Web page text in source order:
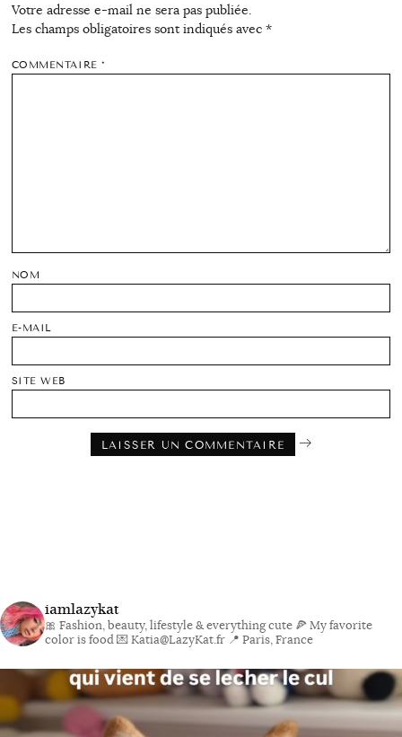
Votre adresse e-mail ne sera pas publiée.
Les champs obligatoires sont indiqués avec *
COMMENTAIRE*
NOM
E-MAIL
SITE WEB
iamlazykat
🎀 Fashion, beauty, lifestyle & everything cute 🍕 My favorite
color is food💌 Katia@LazyKat.fr 📍 Paris, France